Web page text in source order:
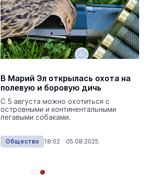
В Марий Эл открылась охота на
полевую и боровую дичь
С 5 августа можно охотиться с
островными и континентальными
легавыми собаками.
Общество 18:02 05.08.2025